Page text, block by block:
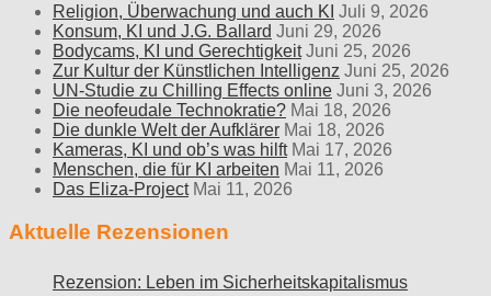
Religion, Überwachung und auch KI Juli 9, 2026
Konsum, KI und J.G. Ballard Juni 29, 2026
Bodycams, KI und Gerechtigkeit Juni 25, 2026
Zur Kultur der Künstlichen Intelligenz Juni 25, 2026
UN-Studie zu Chilling Effects online Juni 3, 2026
Die neofeudale Technokratie? Mai 18, 2026
Die dunkle Welt der Aufklärer Mai 18, 2026
Kameras, KI und ob’s was hilft Mai 17, 2026
Menschen, die für KI arbeiten Mai 11, 2026
Das Eliza-Project Mai 11, 2026
Aktuelle Rezensionen
Rezension: Leben im Sicherheitskapitalismus